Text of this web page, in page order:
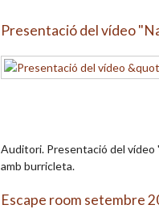
Presentació del vídeo
Auditori. Presentació del vídeo
amb burricleta.
Escape room setembre